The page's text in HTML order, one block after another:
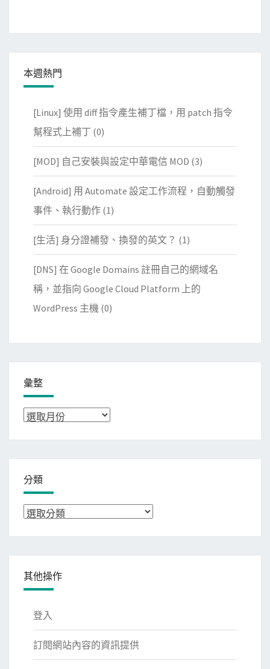
本週熱門
[Linux] 使用 diff 指令產生補丁檔，用 patch 指令
幫程式上補丁 (0)
[MOD] 自己安裝與設定中華電信 MOD (3)
[Android] 用 Automate 設定工作流程，自動觸發
事件、執行動作 (1)
[生活] 身分證補發、換發的英文？ (1)
[DNS] 在 Google Domains 註冊自己的網域名
稱，並指向 Google Cloud Platform 上的
WordPress 主機 (0)
彙整
彙
分類
分
其他操作
登入
訂閱網站內容的資訊提供